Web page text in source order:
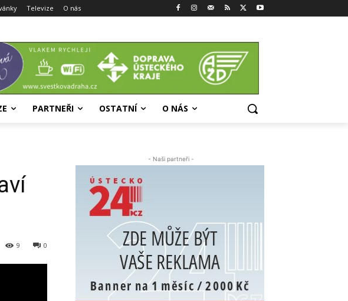
Televize O nás
PARTNEŘI OSTATNÍ O NÁS
0
9
- Naši partneři -